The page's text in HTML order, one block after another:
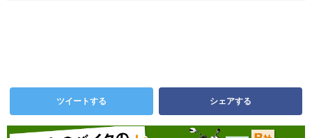
ツイートする シェアする